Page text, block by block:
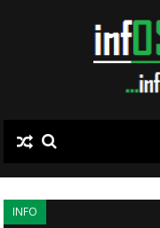
INFO